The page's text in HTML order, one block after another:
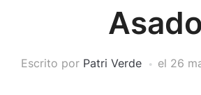
Escrito por Patri Verde el 26